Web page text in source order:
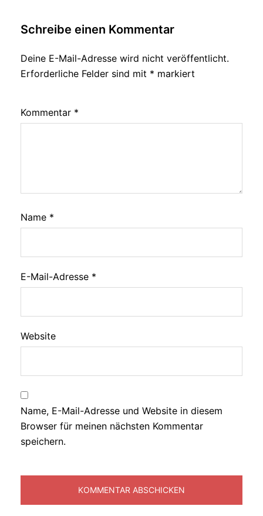
Schreibe einen Kommentar
Deine E-Mail-Adresse wird nicht veröffentlicht.
Erforderliche Felder sind mit * markiert
Kommentar *
Name *
E-Mail-Adresse *
Website
Name, E-Mail-Adresse und Website in diesem
Browser für meinen nächsten Kommentar
speichern.